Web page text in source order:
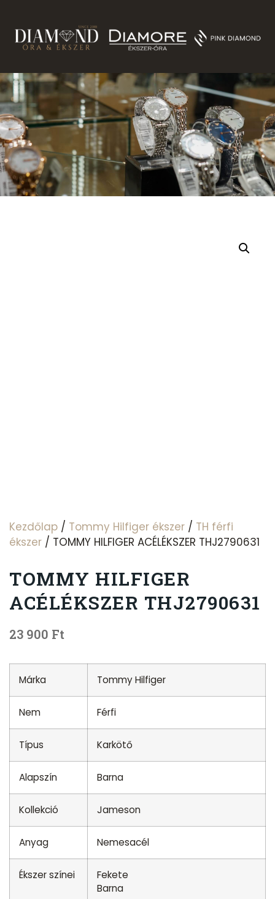
Kezdőlap / Tommy Hilfiger ékszer / TH férfi
ékszer / TOMMY HILFIGER ACÉLÉKSZER THJ2790631
TOMMY HILFIGER
ACÉLÉKSZER THJ2790631
23 900 Ft
Márka Tommy Hilfiger
Nem Férfi
Típus Karkötő
Alapszín Barna
Kollekció Jameson
Anyag Nemesacél
Ékszer színei
Fekete
Barna